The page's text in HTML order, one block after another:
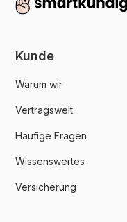
Kunde
Warum wir
Vertragswelt
Häufige Fragen
Wissenswertes
Versicherung